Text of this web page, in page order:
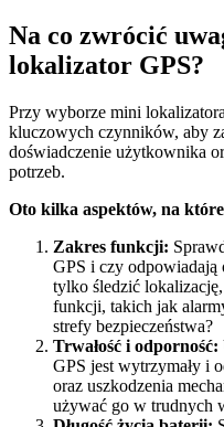
Na co zwrócić
lokalizator GPS?
Przy wyborze mini
kluczowych czynników, aby
doświadczenie użytkownika
potrzeb.
Oto kilka aspektów, na
Zakres funkcji:
GPS i czy odpowiadają
tylko śledzić
funkcji, takich jak
strefy bezpieczeństwa?
Trwałość i odporność:
GPS jest wytrzymały i
oraz uszkodzenia
używać go w trudnych